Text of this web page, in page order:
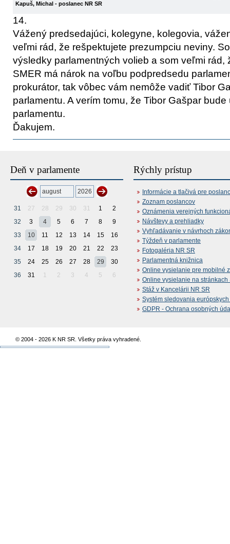
Kapuš, Michal - poslanec NR SR
14.
Vážený predsedajúci, kolegyne, kolegovia,
veľmi rád, že rešpektujete prezumpciu neviny.
výsledky parlamentných volieb a som veľmi rád,
SMER má nárok na voľbu podpredsedu
prokurátor, tak vôbec vám nemôže vadiť Tibor
parlamentu. A verím tomu, že Tibor Gašpar
parlamentu.
Ďakujem.
Deň v parlamente
31 27 28 29 30 31 1
2
32
3 4 5 6 7 8
9
33
10 11 12 13 14 15
16
34
17 18 19 20 21 22
23
35
24 25 26 27 28 29
30
36
31 1 2 3 4 5 6
Rýchly prístup
Informácie a tlačivá pre
Zoznam poslancov
Oznámenia verejných
Návštevy a prehliadky
Vyhľadávanie v návrhoch
Týždeň v parlamente
Fotogaléria NR SR
Parlamentná knižnica
Online vysielanie pre mobilné
Online vysielanie na stránkach
Stáž v Kancelárii NR SR
Systém sledovania
GDPR - Ochrana osobných
© 2004 - 2026 K NR SR. Všetky práva vyhradené.